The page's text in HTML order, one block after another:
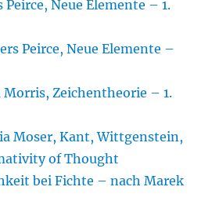
Peirce, Neue Elemente – 1.
Peirce, Neue Elemente –
Morris, Zeichentheorie – 1.
Moser, Kant, Wittgenstein,
of Thought
bei Fichte – nach Marek